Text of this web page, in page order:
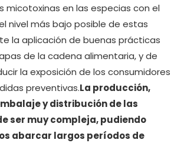
micotoxinas en las especias con el
nivel más bajo posible de estas
la aplicación de buenas prácticas
de la cadena alimentaria, y de
la exposición de los consumidores
preventivas.La producción,
y distribución de las
ser muy compleja, pudiendo
abarcar largos períodos de